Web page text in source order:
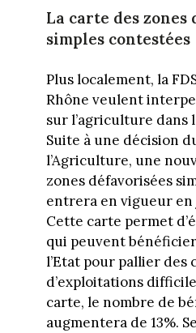
La carte des zones
simples contestées
Plus localement, la
Rhône veulent
sur l’agriculture dans
Suite à une décision
l’Agriculture, une
zones défavorisées
entrera en vigueur en
Cette carte permet
qui peuvent
l’Etat pour pallier des
d’exploitations
carte, le nombre de
augmentera de 13%.